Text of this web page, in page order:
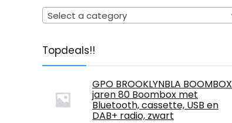
Select a category
Topdeals!!
GPO BROOKLYNBLA BOOMBOX
jaren 80 Boombox met
Bluetooth, cassette, USB en
DAB+ radio, zwart